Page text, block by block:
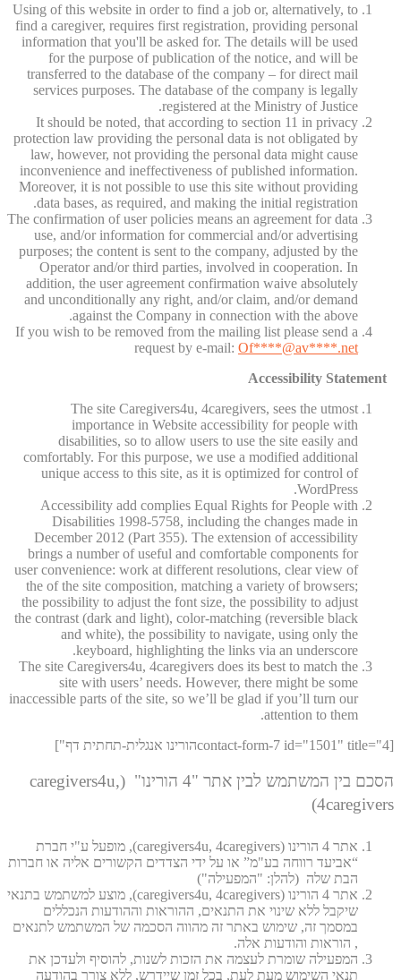
Using of this website in order to find a job or, alternatively, to
find a caregiver, requires first registration, providing personal
information that you'll be asked for. The details will be used
for the purpose of publication of the notice, and will be
transferred to the database of the company – for direct mail
services purposes. The database of the company is legally
registered at the Ministry of Justice.
It should be noted, that according to section 11 in privacy
protection law providing the personal data is not obligated by
law, however, not providing the personal data might cause
inconvenience and ineffectiveness of published information.
Moreover, it is not possible to use this site without providing
data bases, as required, and making the initial registration.
The confirmation of user policies means an agreement for data
use, and/or information for commercial and/or advertising
purposes; the content is sent to the company, adjusted by the
Operator and/or third parties, involved in cooperation. In
addition, the user agreement confirmation waive absolutely
and unconditionally any right, and/or claim, and/or demand
against the Company in connection with the above.
If you wish to be removed from the mailing list please send a
request by e-mail: Of****@av****.net
Accessibility Statement
The site Caregivers4u, 4caregivers, sees the utmost
importance in Website accessibility for people with
disabilities, so to allow users to use the site easily and
comfortably. For this purpose, we use a modified additional
unique access to this site, as it is optimized for control of
WordPress.
Accessibility add complies Equal Rights for People with
Disabilities 1998-5758, including the changes made in
December 2012 (Part 355). The extension of accessibility
brings a number of useful and comfortable components for
user convenience: work at different resolutions, clear view of
the of the site composition, matching a variety of browsers;
the possibility to adjust the font size, the possibility to adjust
the contrast (dark and light), color-matching (reversible black
and white), the possibility to navigate, using only the
keyboard, highlighting the links via an underscore.
The site Caregivers4u, 4caregivers does its best to match the
site with users’ needs. However, there might be some
inaccessible parts of the site, so we’ll be glad if you’ll turn our
attention to them.
[contact-form-7 id="1501" title="4הורינו אנגלית-תחתית דף"]
הסכם בין המשתמש לבין אתר "4 הורינו" (caregivers4u,
4caregivers)
אתר 4 הורינו (caregivers4u, 4caregivers), מופעל ע"י חברת
“אביעד רווחה בע"מ” או על ידי הצדדים הקשורים אליה או חברות
הבת שלה (להלן: "המפעילה")
אתר 4 הורינו (caregivers4u, 4caregivers), מוצע למשתמש בתנאי
שיקבל ללא שינוי את התנאים, ההוראות וההודעות הנכללים
במסמך זה, שימוש באתר זה מהווה הסכמה של המשתמש לתנאים
, הוראות והודעות אלה.
המפעילה שומרת לעצמה את הזכות לשנות, להוסיף ולעדכן את
תנאי השימוש מעת לעת, בכל זמן שיידרש, ללא צורך בהודעה